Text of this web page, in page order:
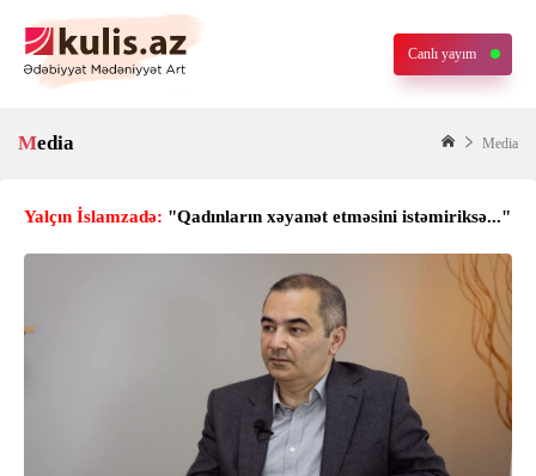
Canlı yayım
Media Media
Yalçın İslamzadə: "Qadınların xəyanət etməsini istəmiriksə..."